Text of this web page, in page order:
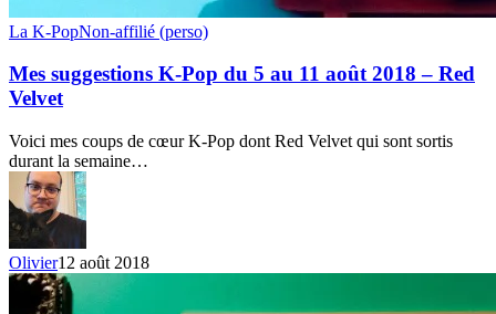
Mes
K-
Pop
du
au
11
août
2018
–
Red
Velvet
La K-PopNon-affilié (perso)
Mes suggestions K-Pop du 5 au 11 août 2018 – Red
Velvet
Voici mes coups de cœur K-Pop dont Red Velvet qui sont sortis
durant la semaine…
Olivier12 août 2018